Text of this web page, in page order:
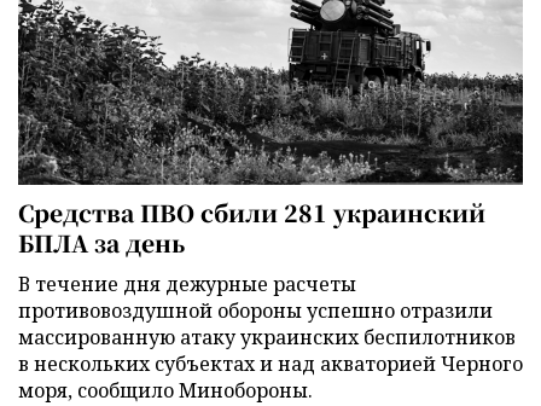
Средства ПВО сбили 281 украинский
БПЛА за день
В течение дня дежурные расчеты
противовоздушной обороны успешно отразили
массированную атаку украинских беспилотников
в нескольких субъектах и над акваторией Черного
моря, сообщило Минобороны.